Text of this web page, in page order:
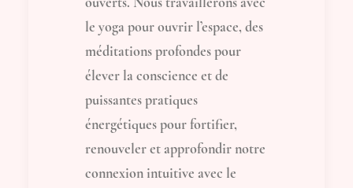
le yoga pour ouvrir l’espace, des
méditations profondes pour
élever la conscience et de
puissantes pratiques
énergétiques pour fortifier,
renouveler et approfondir notre
connexion intuitive avec le